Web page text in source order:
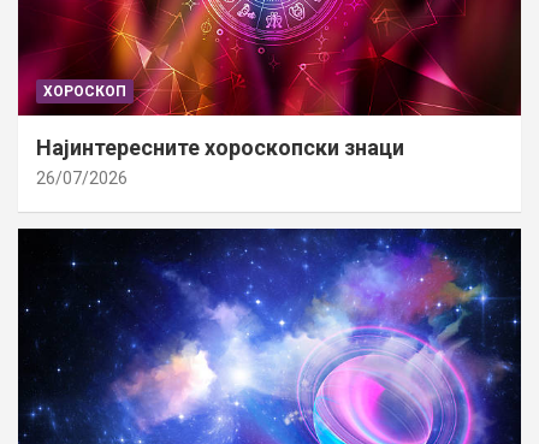
ХОРОСКОП
Најинтересните хороскопски знаци
26/07/2026